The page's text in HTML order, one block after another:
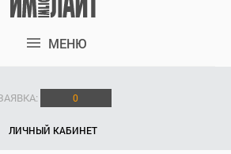
МЕНЮ
0
ЛИЧНЫЙ КАБИНЕТ